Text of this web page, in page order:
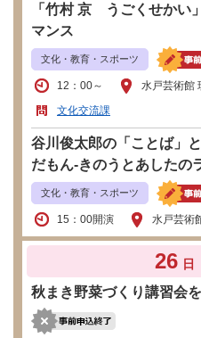
「竹村 京 うごくせかい
マンス
文化・教育・スポーツ
12：00～
水戸芸術館
文化交流課
谷川俊太郎の「ことば」
だもん-きのうとあしたの
文化・教育・スポーツ
15：00開演 水戸芸術
26 日
秋まき野菜づくり講習会